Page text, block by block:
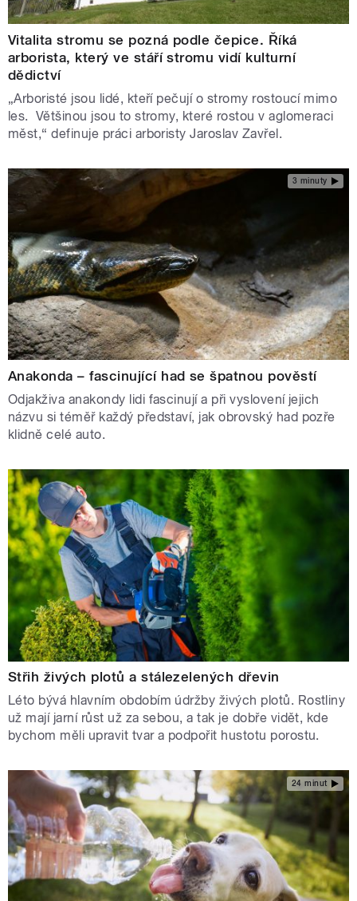
Vitalita stromu se pozná podle čepice. Říká
arborista, který ve stáří stromu vidí kulturní
dědictví
„Arboristé jsou lidé, kteří pečují o stromy rostoucí mimo
les. Většinou jsou to stromy, které rostou v aglomeraci
měst,“ definuje práci arboristy Jaroslav Zavřel.
3 minuty
Anakonda – fascinující had se špatnou pověstí
Odjakživa anakondy lidi fascinují a při vyslovení jejich
názvu si téměř každý představí, jak obrovský had pozře
klidně celé auto.
Střih živých plotů a stálezelených dřevin
Léto bývá hlavním obdobím údržby živých plotů. Rostliny
už mají jarní růst už za sebou, a tak je dobře vidět, kde
bychom měli upravit tvar a podpořit hustotu porostu.
24 minut